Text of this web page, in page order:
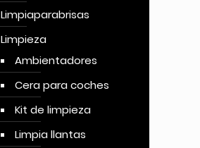
Limpiaparabrisas
Limpieza
Ambientadores
Cera para coches
Kit de limpieza
Limpia llantas